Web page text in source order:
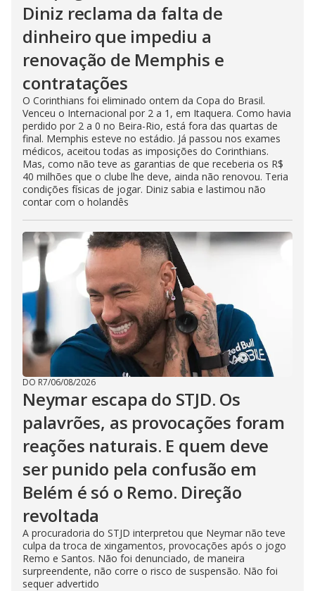
Diniz reclama da falta de
dinheiro que impediu a
renovação de Memphis e
contratações
O Corinthians foi eliminado ontem da Copa do Brasil.
Venceu o Internacional por 2 a 1, em Itaquera. Como havia
perdido por 2 a 0 no Beira-Rio, está fora das quartas de
final. Memphis esteve no estádio. Já passou nos exames
médicos, aceitou todas as imposições do Corinthians.
Mas, como não teve as garantias de que receberia os R$
40 milhões que o clube lhe deve, ainda não renovou. Teria
condições físicas de jogar. Diniz sabia e lastimou não
contar com o holandês
DO R7/06/08/2026
Neymar escapa do STJD. Os
palavrões, as provocações foram
reações naturais. E quem deve
ser punido pela confusão em
Belém é só o Remo. Direção
revoltada
A procuradoria do STJD interpretou que Neymar não teve
culpa da troca de xingamentos, provocações após o jogo
Remo e Santos. Não foi denunciado, de maneira
surpreendente, não corre o risco de suspensão. Não foi
sequer advertido